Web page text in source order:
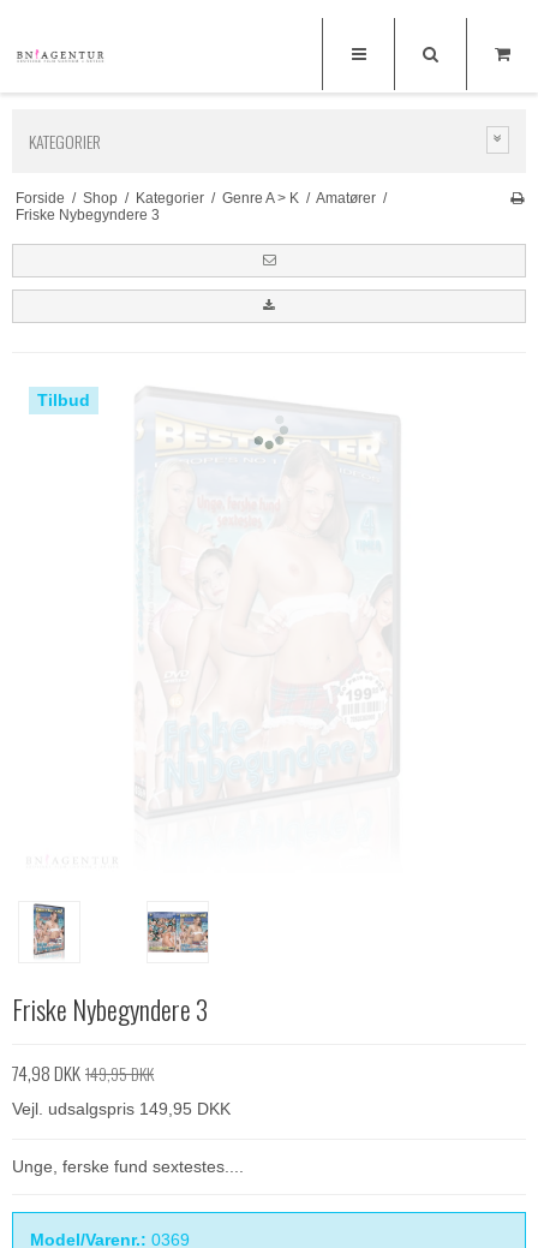
KATEGORIER
Forside / Shop / Kategorier / Genre A > K / Amatører /
Friske Nybegyndere 3
Tilbud
Friske Nybegyndere 3
74,98 DKK149,95 DKK
Vejl. udsalgspris 149,95 DKK
Unge, ferske fund sextestes....
Model/Varenr.: 0369